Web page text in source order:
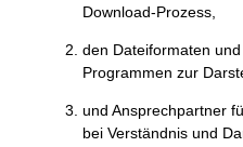
Download-Prozess,
den Dateiformaten
Programmen zur
und Ansprechpartner
bei Verständnis und